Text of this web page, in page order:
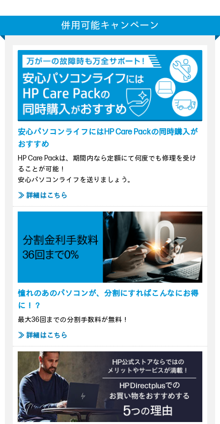
併用可能キャンペーン
安心パソコンライフにはHP Care Packの同時購入が
おすすめ
HP Care Packは、期間内なら定額にて何度でも修理を受け
ることが可能！
安心パソコンライフを送りましょう。
≫ 詳細はこちら
憧れのあのパソコンが、分割にすればこんなにお得
に！？
最大36回までの分割手数料が無料！
≫ 詳細はこちら